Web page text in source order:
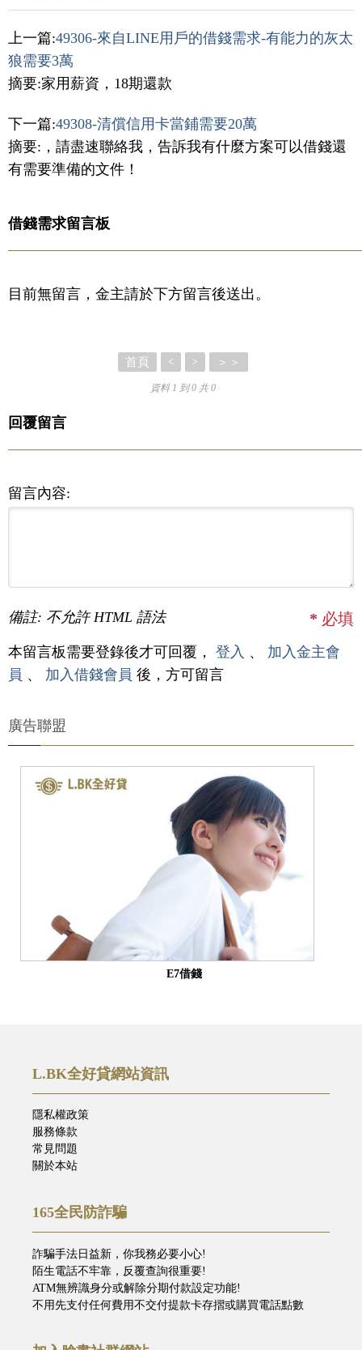
上一篇:49306-來自LINE用戶的借錢需求-有能力的灰太
狼需要3萬
摘要:家用薪資，18期還款
下一篇:49308-清償信用卡當鋪需要20萬
摘要:，請盡速聯絡我，告訴我有什麼方案可以借錢還
有需要準備的文件！
借錢需求留言板
目前無留言，金主請於下方留言後送出。
首頁 < > ＞＞
資料 1 到 0 共 0
回覆留言
留言內容:
備註: 不允許 HTML 語法 * 必填
本留言板需要登錄後才可回覆， 登入 、 加入金主會
員 、 加入借錢會員 後，方可留言
廣告聯盟
E7借錢
L.BK全好貸網站資訊
隱私權政策
服務條款
常見問題
關於本站
165全民防詐騙
詐騙手法日益新，你我務必要小心!
陌生電話不牢靠，反覆查詢很重要!
ATM無辨識身分或解除分期付款設定功能!
不用先支付任何費用不交付提款卡存摺或購買電話點數